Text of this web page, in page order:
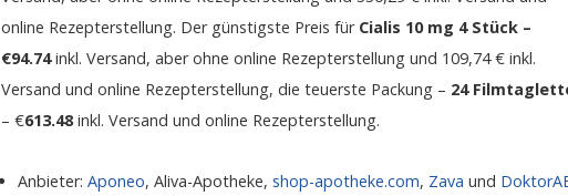
online Rezepterstellung. Der günstigste Preis für Cialis 10 mg 4 Stück –
€94.74inkl. Versand, aber ohne online Rezepterstellung und 109,74 € inkl.
Versand und online Rezepterstellung, die teuerste Packung – 24
– €613.48inkl. Versand und online Rezepterstellung.
Anbieter:Aponeo, Aliva-Apotheke,shop-apotheke.com, Zava und